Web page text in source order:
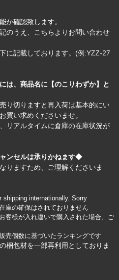
か確認致します。
のうえ、
こちら よりお問い合わせ
に記載しております。(例:YZZ-27
は、商品名に【のこりわずか】と
り切りますと再入荷は基本的にい
買い求めくださいませ。
リアルタイムに倉庫の在庫状況が
ンセルは承りかねます◆
りますため、ご理解くださいま
internationally. Sorry
庫の確保はされておりません
客様が入れ違いで購入された場合、ご
売個数に基づいたランキングです
梱包材を一部再利用としておりま